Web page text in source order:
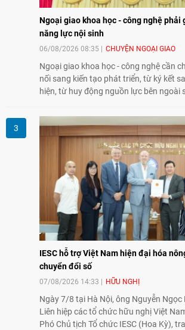
Ngoại giao khoa học - công nghệ phải
năng lực nội sinh
06/08/2026 08:35 CHUYỆN NGOẠI GIAO
Ngoại giao khoa học - công nghệ cần
nối sang kiến tạo phát triển, từ ký kết
hiện, từ huy động nguồn lực bên ngoài
nghệ, đổi mới sáng tạo và chuyển đổi
phát triển đất nước.
IESC hỗ trợ Việt Nam hiện đại hóa
chuyển đổi số
07/08/2026 14:33 HỮU NGHỊ
Ngày 7/8 tại Hà Nội, ông Nguyễn Ngọc
Liên hiệp các tổ chức hữu nghị Việt
Phó Chủ tịch Tổ chức IESC (Hoa Kỳ),